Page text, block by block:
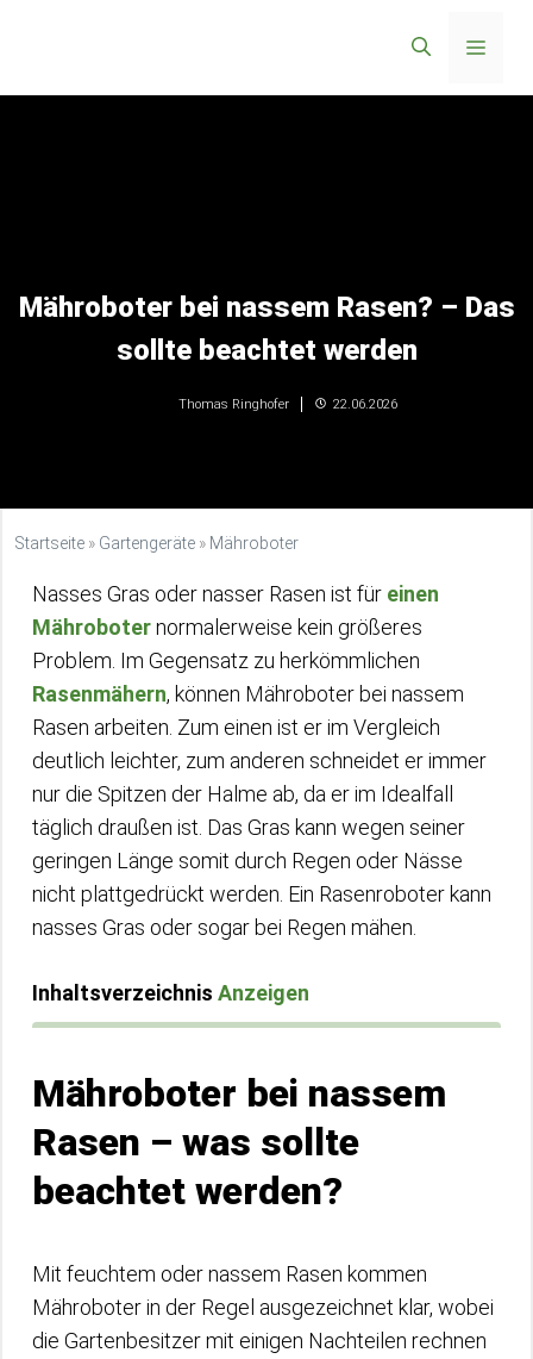
Menü
Mähroboter bei nassem Rasen? – Das
sollte beachtet werden
Thomas Ringhofer 22.06.2026
Startseite » Gartengeräte » Mähroboter
Nasses Gras oder nasser Rasen ist für einen
Mähroboternormalerweise kein größeres
Problem. Im Gegensatz zu herkömmlichen
Rasenmähern, können Mähroboter bei nassem
Rasen arbeiten. Zum einen ist er im Vergleich
deutlich leichter, zum anderen schneidet er immer
nur die Spitzen der Halme ab, da er im Idealfall
täglich draußen ist. Das Gras kann wegen seiner
geringen Länge somit durch Regen oder Nässe
nicht plattgedrückt werden. Ein Rasenroboter kann
nasses Gras oder sogar bei Regen mähen.
Inhaltsverzeichnis Anzeigen
Mähroboter bei nassem
Rasen – was sollte
beachtet werden?
Mit feuchtem oder nassem Rasen kommen
Mähroboter in der Regel ausgezeichnet klar, wobei
die Gartenbesitzer mit einigen Nachteilen rechnen